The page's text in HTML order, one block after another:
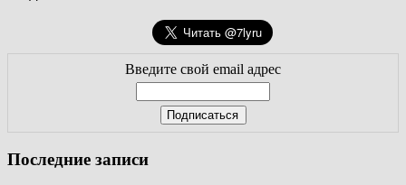
Введите свой email адрес
Последние записи